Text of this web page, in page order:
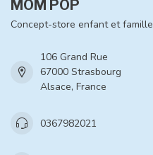
MOM POP
Concept-store enfant et famille
106 Grand Rue
67000 Strasbourg
Alsace, France
0367982021